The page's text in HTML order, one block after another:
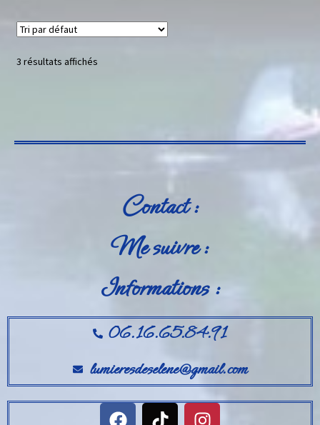
3 résultats affichés
Contact :
Me suivre :
Informations :
06.16.65.84.91
lumieresdeselene@gmail.com